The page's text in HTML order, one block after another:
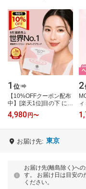
1 位
【10%OFFクーポン配布
中】[楽天1位]目の下 に刺
す ヒアルロン酸 潤い成
分 パッチ 『ヒアロディ
4,980 円〜
2
ト
お届け先: 東京
お届け先(離島除く)へ
す。 お届け日は目安の
ください。